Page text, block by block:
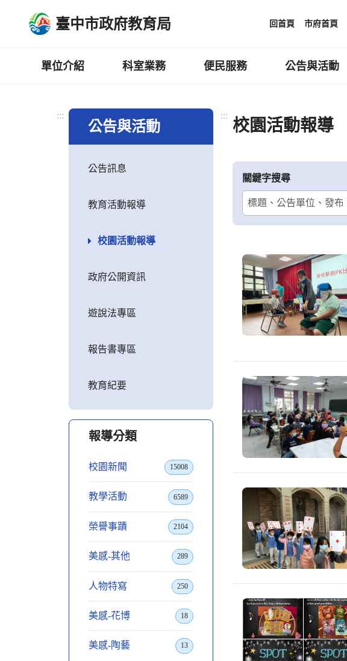
臺中市政府教育局 回首頁 市府首頁
單位介紹 科室業務 便民服務 公告與活動
:::
公告與活動
公告訊息
教育活動報導
校園活動報導
政府公開資訊
遊說法專區
報告書專區
教育紀要
報導分類
校園新聞 15008
教學活動 6589
榮譽事蹟 2104
美感-其他 289
人物特寫 250
美感-花博 18
美感-陶藝 13
:::
校園活動報導
關鍵字搜尋